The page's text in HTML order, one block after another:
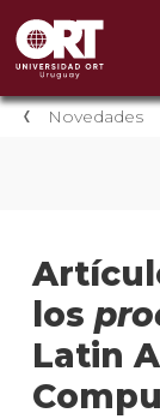
Novedades
los
Latin